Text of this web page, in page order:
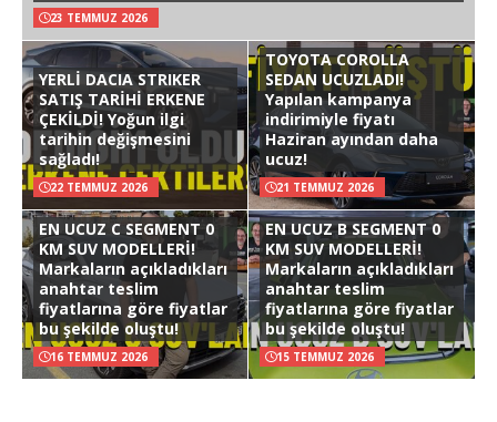
23 TEMMUZ 2026
YERLİ DACIA STRIKER
SATIŞ TARİHİ ERKENE
ÇEKİLDİ! Yoğun ilgi
tarihin değişmesini
sağladı!
22 TEMMUZ 2026
TOYOTA COROLLA
SEDAN UCUZLADI!
Yapılan kampanya
indirimiyle fiyatı
Haziran ayından daha
ucuz!
21 TEMMUZ 2026
EN UCUZ C SEGMENT 0
KM SUV MODELLERİ!
Markaların açıkladıkları
anahtar teslim
fiyatlarına göre fiyatlar
bu şekilde oluştu!
16 TEMMUZ 2026
EN UCUZ B SEGMENT 0
KM SUV MODELLERİ!
Markaların açıkladıkları
anahtar teslim
fiyatlarına göre fiyatlar
bu şekilde oluştu!
15 TEMMUZ 2026